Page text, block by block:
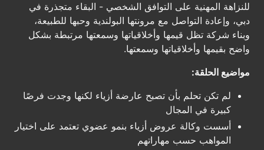
للنزاهة المهنية على التوافق الشخصي - البقاء متجذرة في
دبي، وإعادة التواصل مع مرونتها البولندية وحبها للطبيعة،
وبناء شركة تظل قيمها وأخلاقياتها وسمعتها مرتبطة بشكل
واضح بقيمها وأخلاقياتها وسمعتها.
مواضيع الحلقة:
لم تكن تحلم بأن تصبح عارضة أزياء لكنها وجدت فرصًا
كبيرة في المجال
أسست وكالة عروض أزياء بنمو عضوي تعتمد على اختيار
المواهب حسب مهاراتهم